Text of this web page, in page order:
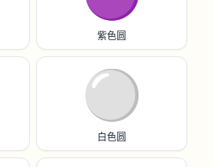
紫色圆
⚪️
白色圆